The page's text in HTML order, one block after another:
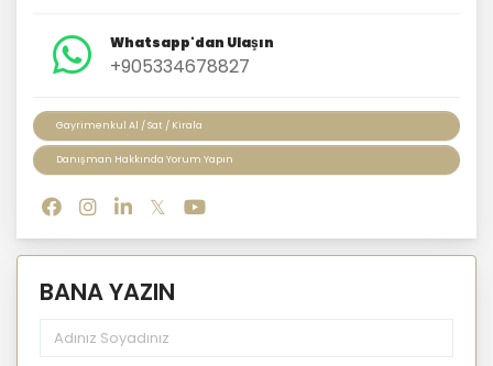
Whatsapp'dan Ulaşın
+905334678827
Gayrimenkul Al / Sat / Kirala
Danışman Hakkında Yorum Yapın
BANA YAZIN